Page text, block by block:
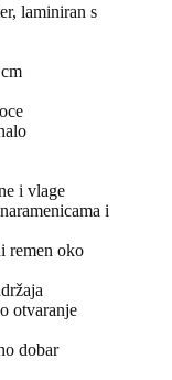
laminiran s
i vlage
i
remen oko
otvaranje
dobar